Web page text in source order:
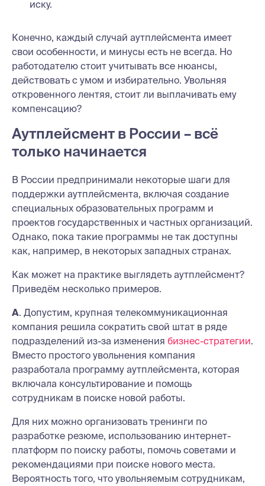
иску.
Конечно, каждый случай аутплейсмента имеет
свои особенности, и минусы есть не всегда. Но
работодателю стоит учитывать все нюансы,
действовать с умом и избирательно. Увольняя
откровенного лентяя, стоит ли выплачивать ему
компенсацию?
Аутплейсмент в России – всё
только начинается
В России предпринимали некоторые шаги для
поддержки аутплейсмента, включая создание
специальных образовательных программ и
проектов государственных и частных организаций.
Однако, пока такие программы не так доступны
как, например, в некоторых западных странах.
Как может на практике выглядеть аутплейсмент?
Приведём несколько примеров.
А. Допустим, крупная телекоммуникационная
компания решила сократить свой штат в ряде
подразделений из-за изменения бизнес-стратегии.
Вместо простого увольнения компания
разработала программу аутплейсмента, которая
включала консультирование и помощь
сотрудникам в поиске новой работы.
Для них можно организовать тренинги по
разработке резюме, использованию интернет-
платформ по поиску работы, помочь советами и
рекомендациями при поиске нового места.
Вероятность того, что увольняемым сотрудникам,